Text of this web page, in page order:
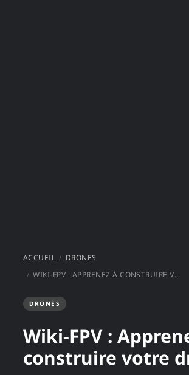
ACCUEIL
DRONES
WIKI-FPV : APPRENEZ À CONSTRUIRE VOTRE DRONE !
DRONES
Wiki-FPV :
construire votre